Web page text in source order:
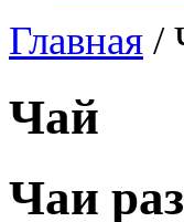
Главная /
Чай
Чаи